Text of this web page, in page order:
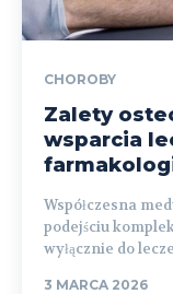
CHOROBY
Zalety
wsparcia
Współczesna
podejściu
wyłącznie do
3 MARCA 2026